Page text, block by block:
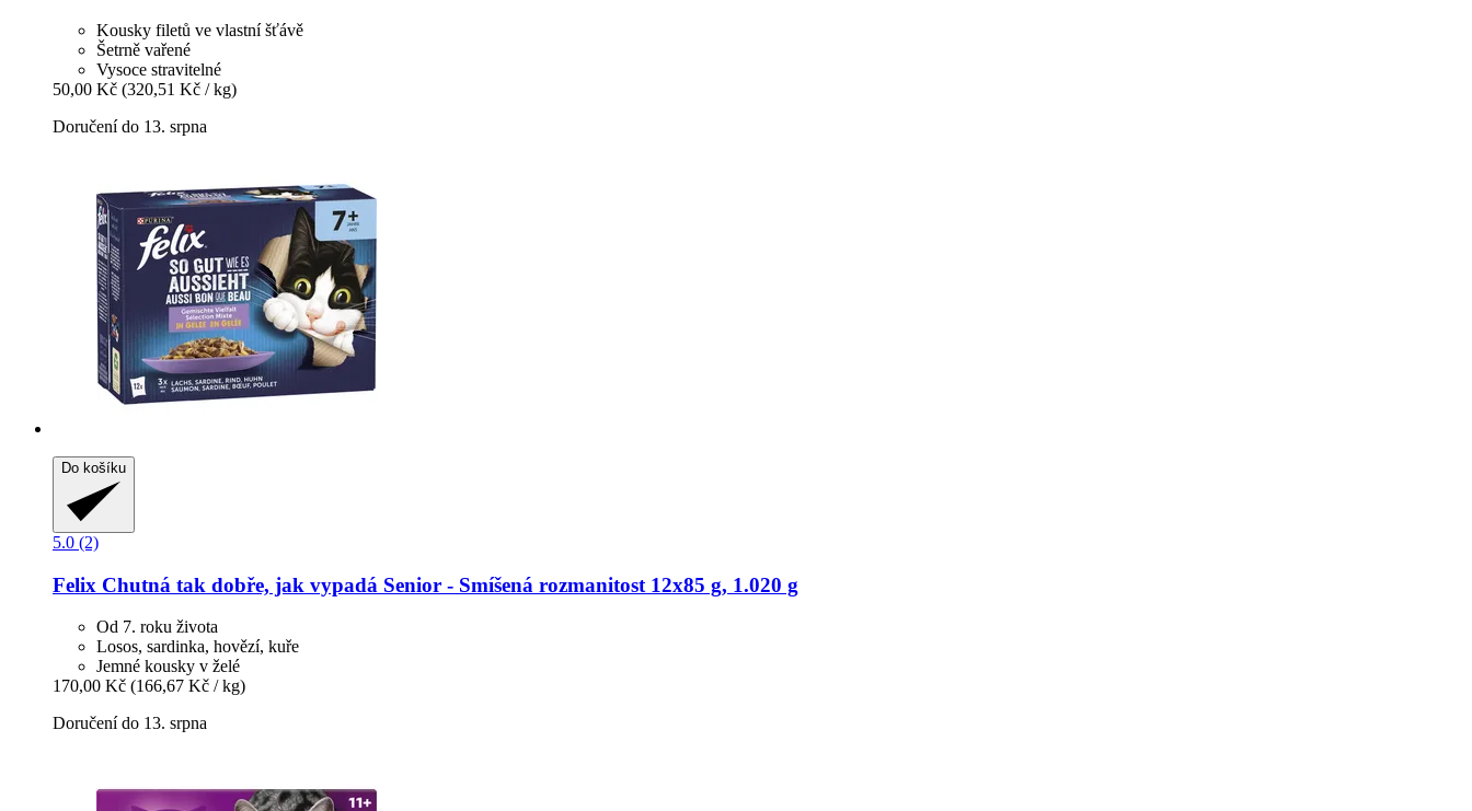
Kousky filetů ve vlastní šťávě
Šetrně vařené
Vysoce stravitelné
50,00 Kč (320,51 Kč / kg)
Doručení do 13. srpna
Do košíku
5.0 (2)
Felix Chutná tak dobře, jak vypadá Senior -​ Smíšená rozmanitost 12x85 g, 1.020 g
Od 7. roku života
Losos, sardinka, hovězí, kuře
Jemné kousky v želé
170,00 Kč (166,67 Kč / kg)
Doručení do 13. srpna